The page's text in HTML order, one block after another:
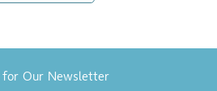
for Our Newsletter